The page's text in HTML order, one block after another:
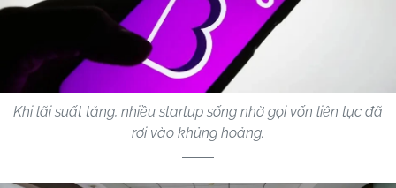
Khi lãi suất tăng, nhiều startup sống nhờ gọi vốn liên tục đã
rơi vào khủng hoảng.